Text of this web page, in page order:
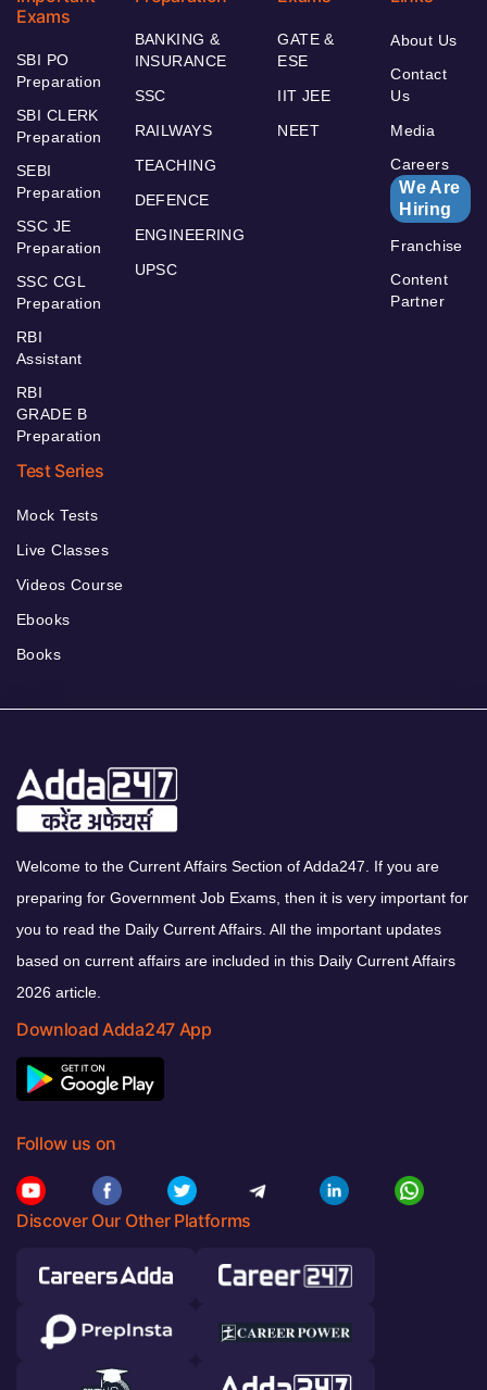
Exams
SBI PO
Preparation
SBI CLERK
Preparation
SEBI
Preparation
SSC JE
Preparation
SSC CGL
Preparation
RBI
Assistant
RBI
GRADE B
Preparation
BANKING &
INSURANCE
SSC
RAILWAYS
TEACHING
DEFENCE
ENGINEERING
UPSC
GATE &
ESE
IIT JEE
NEET
About Us
Contact
Us
Media
Careers
We Are
Hiring
Franchise
Content
Partner
Test Series
Mock Tests
Live Classes
Videos Course
Ebooks
Books
Welcome to the Current Affairs Section of Adda247. If you are
preparing for Government Job Exams, then it is very important for
you to read the Daily Current Affairs. All the important updates
based on current affairs are included in this Daily Current Affairs
2026 article.
Download Adda247 App
Follow us on
Discover Our Other Platforms